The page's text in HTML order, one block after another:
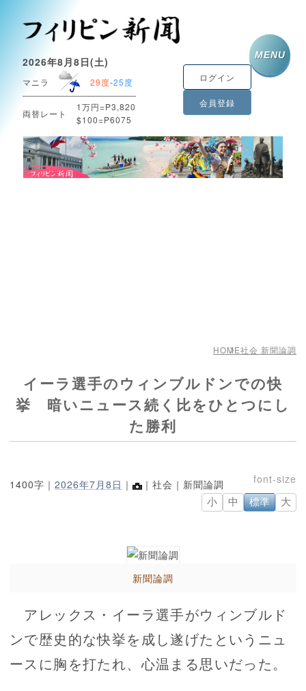
2026年8月8日(土)
マニラ 29度-25度
両替レート
1万円=P3,820
$100=P6075
ログイン
会員登録
MENU
HOME社会 新聞論調
イーラ選手のウィンブルドンでの快
挙 暗いニュース続く比をひとつにし
た勝利
1400字｜ 2026年7月8日 ｜ ｜社会｜新聞論調
小 中 標準 大
新聞論調
アレックス・イーラ選手がウィンブルド
ンで歴史的な快挙を成し遂げたというニュ
ースに胸を打たれ、心温まる思いだった。